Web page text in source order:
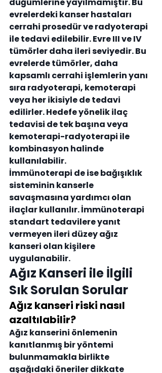
evrelerdeki kanser hastaları
cerrahi prosedür ve radyoterapi
ile tedavi edilebilir. Evre III ve IV
tümörler daha ileri seviyedir. Bu
evrelerde tümörler, daha
kapsamlı cerrahi işlemlerin yanı
sıra radyoterapi, kemoterapi
veya her ikisiyle de tedavi
edilirler. Hedefe yönelik ilaç
tedavisi de tek başına veya
kemoterapi-radyoterapi ile
kombinasyon halinde
kullanılabilir.
İmmünoterapi de ise bağışıklık
sisteminin kanserle
savaşmasına yardımcı olan
ilaçlar kullanılır. İmmünoterapi
standart tedavilere yanıt
vermeyen ileri düzey ağız
kanseri olan kişilere
uygulanabilir.
Ağız Kanseri ile İlgili
Sık Sorulan Sorular
Ağız kanseri riski nasıl
azaltılabilir?
Ağız kanserini önlemenin
kanıtlanmış bir yöntemi
bulunmamakla birlikte
aşağıdaki öneriler dikkate